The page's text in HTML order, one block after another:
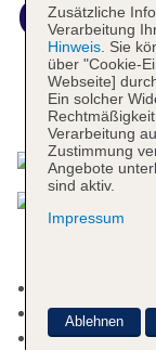
Das
Check-in
Check-out
Zusätzliche
Verarbeitung
Hinweis. Sie
über "Cookie-
Webseite]
Ein solcher
Verarbeitung
Zustimmung
Angebote
sind aktiv.
Impressum
Ablehnen